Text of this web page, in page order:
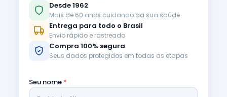
Desde 1962
Mais de 60 anos cuidando da sua saúde
Entrega para todo o Brasil
Envio rápido e rastreado
Compra 100% segura
Seus dados protegidos em todas as etapas
Seu nome *